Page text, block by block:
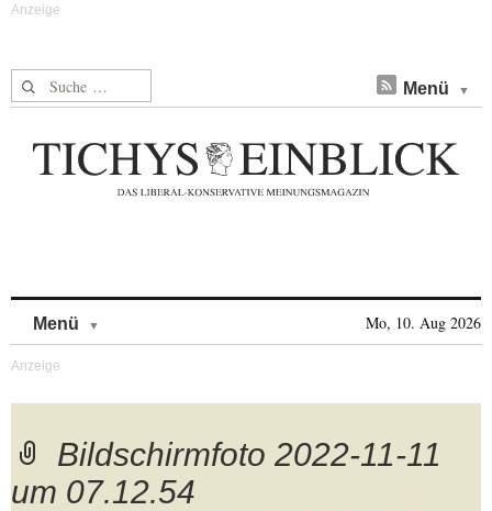
Suche nach: Menü
Menü Mo, 10. Aug 2026
Bildschirmfoto 2022-11-11
um 07.12.54